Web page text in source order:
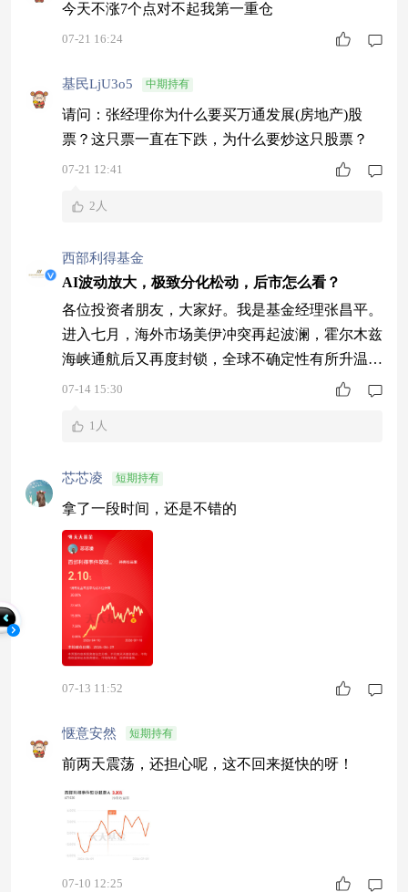
今天不涨7个点对不起我第一重仓
07-21 16:24
基民LjU3o5 中期持有
请问：张经理你为什么要买万通发展(房地产)股
票？这只票一直在下跌，为什么要炒这只股票？
07-21 12:41
2人
西部利得基金
AI波动放大，极致分化松动，后市怎么看？
各位投资者朋友，大家好。我是基金经理张昌平。
进入七月，海外市场美伊冲突再起波澜，霍尔木兹
海峡通航后又再度封锁，全球不确定性有所升温；
国内市场则呈现出明显的风格再均衡特征——前期
AI科技板块波动也在明显放大。面对这样复杂多
主线逻辑是否依然成立？中报披露窗口期，哪些方
向值得重点关注？今天，我想结合最新的地缘政
治、全
07-14 15:30
1人
芯芯凌 短期持有
拿了一段时间，还是不错的
07-13 11:52
惬意安然 短期持有
前两天震荡，还担心呢，这不回来挺快的呀！
07-10 12:25